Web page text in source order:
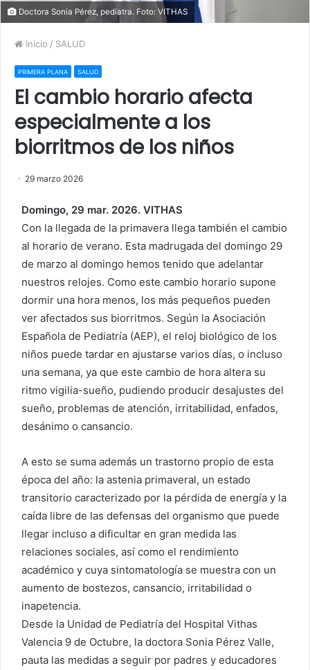
Doctora Sonia Pérez, pediatra. Foto: VITHAS
Inicio / SALUD
PRIMERA PLANA SALUD
El cambio horario afecta
especialmente a los
biorritmos de los niños
29 marzo 2026
Domingo, 29 mar. 2026. VITHAS
Con la llegada de la primavera llega también el cambio
al horario de verano. Esta madrugada del domingo 29
de marzo al domingo hemos tenido que adelantar
nuestros relojes. Como este cambio horario supone
dormir una hora menos, los más pequeños pueden
ver afectados sus biorritmos. Según la Asociación
Española de Pediatría (AEP), el reloj biológico de los
niños puede tardar en ajustarse varios días, o incluso
una semana, ya que este cambio de hora altera su
ritmo vigilia-sueño, pudiendo producir desajustes del
sueño, problemas de atención, irritabilidad, enfados,
desánimo o cansancio.
A esto se suma además un trastorno propio de esta
época del año: la astenia primaveral, un estado
transitorio caracterizado por la pérdida de energía y la
caída libre de las defensas del organismo que puede
llegar incluso a dificultar en gran medida las
relaciones sociales, así como el rendimiento
académico y cuya sintomatología se muestra con un
aumento de bostezos, cansancio, irritabilidad o
inapetencia.
Desde la Unidad de Pediatría del Hospital Vithas
Valencia 9 de Octubre, la doctora Sonia Pérez Valle,
pauta las medidas a seguir por padres y educadores